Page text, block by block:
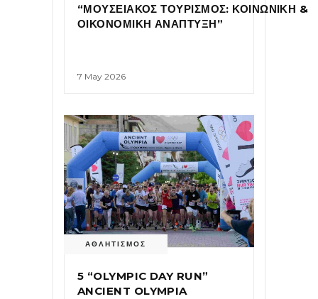
“ΜΟΥΣΕΙΑΚΟΣ ΤΟΥΡΙΣΜΟΣ: ΚΟΙΝΩΝΙΚΗ &
ΟΙΚΟΝΟΜΙΚΗ ΑΝΑΠΤΥΞΗ”
7 May 2026
ΑΘΛΗΤΙΣΜΟΣ
5 “OLYMPIC DAY RUN”
ANCIENT OLYMPIA